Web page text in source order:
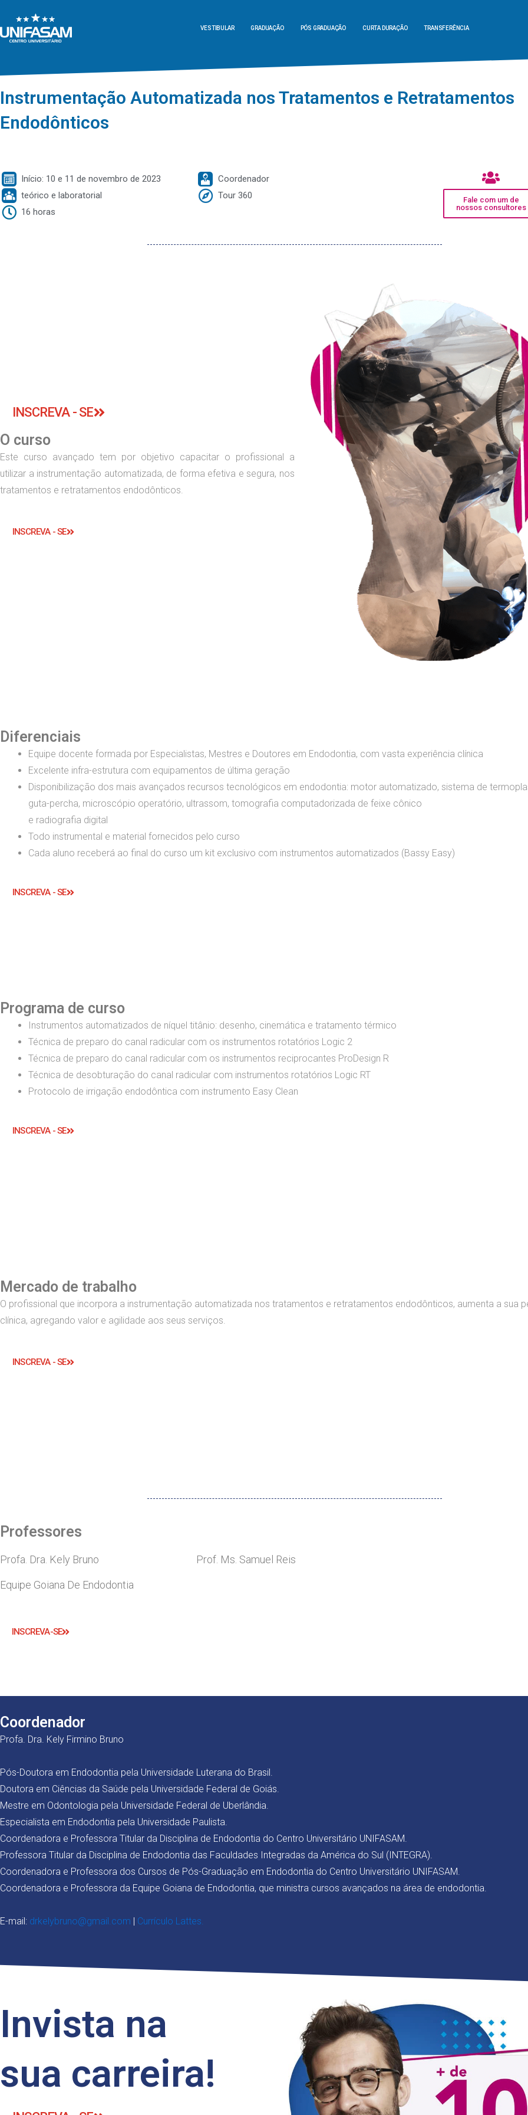
VESTIBULAR GRADUAÇÃO PÓS GRADUAÇÃO CURTA DURAÇÃO TRANSFERÊNCIA
Instrumentação Automatizada nos Tratamentos e Retratamentos
Endodônticos
Início: 10 e 11 de novembro de 2023
teórico e laboratorial
16 horas
Coordenador
Tour 360
Fale com um de
nossos consultores
INSCREVA - SE
O curso
Este curso avançado tem por objetivo capacitar o profissional a
utilizar a instrumentação automatizada, de forma efetiva e segura, nos
tratamentos e retratamentos endodônticos.
INSCREVA - SE
Diferenciais
Equipe docente formada por Especialistas, Mestres e Doutores em Endodontia, com vasta experiência clínica
Excelente infra-estrutura com equipamentos de última geração
Disponibilização dos mais avançados recursos tecnológicos em endodontia: motor automatizado, sistema de
guta-percha, microscópio operatório, ultrassom, tomografia computadorizada de feixe cônico
e radiografia digital
Todo instrumental e material fornecidos pelo curso
Cada aluno receberá ao final do curso um kit exclusivo com instrumentos automatizados (Bassy Easy)
INSCREVA - SE
Programa de curso
Instrumentos automatizados de níquel titânio: desenho, cinemática e tratamento térmico
Técnica de preparo do canal radicular com os instrumentos rotatórios Logic 2
Técnica de preparo do canal radicular com os instrumentos reciprocantes ProDesign R
Técnica de desobturação do canal radicular com instrumentos rotatórios Logic RT
Protocolo de irrigação endodôntica com instrumento Easy Clean
INSCREVA - SE
Mercado de trabalho
O profissional que incorpora a instrumentação automatizada nos tratamentos e retratamentos endodônticos, aumenta a sua
clínica, agregando valor e agilidade aos seus serviços.
INSCREVA - SE
Professores
Profa. Dra. Kely Bruno Prof. Ms. Samuel Reis
Equipe Goiana De Endodontia
INSCREVA-SE
Coordenador
Profa. Dra. Kely Firmino Bruno
Pós-Doutora em Endodontia pela Universidade Luterana do Brasil.
Doutora em Ciências da Saúde pela Universidade Federal de Goiás.
Mestre em Odontologia pela Universidade Federal de Uberlândia.
Especialista em Endodontia pela Universidade Paulista.
Coordenadora e Professora Titular da Disciplina de Endodontia do Centro Universitário UNIFASAM.
Professora Titular da Disciplina de Endodontia das Faculdades Integradas da América do Sul (INTEGRA).
Coordenadora e Professora dos Cursos de Pós-Graduação em Endodontia do Centro Universitário UNIFASAM.
Coordenadora e Professora da Equipe Goiana de Endodontia, que ministra cursos avançados na área de endodontia.
E-mail: drkelybruno@gmail.com | Currículo Lattes.
Invista na
sua carreira!